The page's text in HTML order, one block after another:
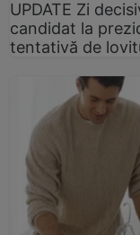
UPDATE Zi
candidat la
tentativă de